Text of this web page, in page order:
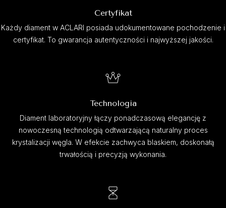
Certyfikat
Każdy diament w ACLARI posiada udokumentowane pochodzenie i
certyfikat. To gwarancja autentyczności i najwyższej jakości.
Technologia
Diament laboratoryjny łączy ponadczasową elegancję z
nowoczesną technologią odtwarzającą naturalny proces
krystalizacji węgla. W efekcie zachwyca blaskiem, doskonałą
trwałością i precyzją wykonania.